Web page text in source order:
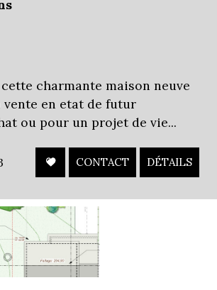
charmante maison neuve
vente en etat de futur
ou pour un projet de vie...
CONTACT DÉTAILS